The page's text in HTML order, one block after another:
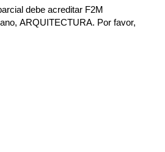
debe acreditar F2M
ARQUITECTURA. Por favor,